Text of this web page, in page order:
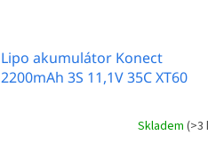
Lipo akumulátor Konect
2200mAh 3S 11,1V 35C XT60
Skladem (>3